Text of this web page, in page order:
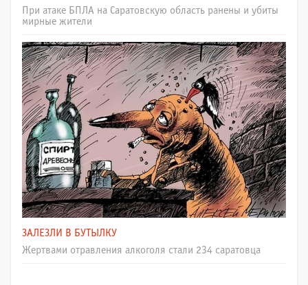
При атаке БПЛА на Саратовскую область ранены и убиты
мирные жители
ЗАЛЕЗЛИ В БУТЫЛКУ
Жертвами отравления алкоголя стали 234 саратовца